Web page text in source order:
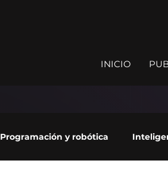
INICIO
Programación y robótica